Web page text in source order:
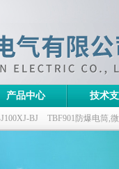
产品中心 技术
BJ TBF901防爆电筒,
无极灯